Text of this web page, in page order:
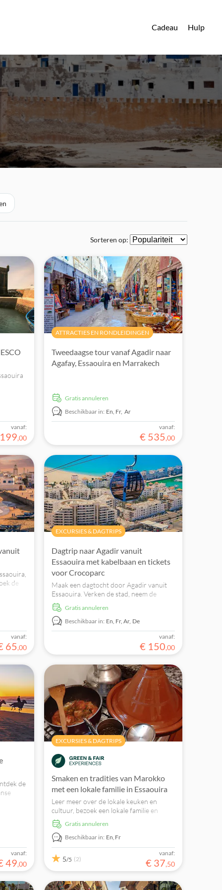
Cadeau Hulp
Sorteren op:
door
vanaf:
199,00
ATTRACTIES EN RONDLEIDINGEN
Tweedaagse tour vanaf Agadir naar
Agafay, Essaouira en Marrakech
Gratis annuleren
Beschikbaar in: En, Fr, Ar
vanaf:
€ 535,00
de
vanaf:
65,00
EXCURSIES & DAGTRIPS
Dagtrip naar Agadir vanuit
Essaouira met kabelbaan en tickets
voor Crocoparc
Maak een dagtocht door Agadir vanuit
Essaouira. Verken de stad, neem de
kabelbaan naar de oude kasba en bezoek
een lokaal wildpark. Boek nu!
Gratis annuleren
Beschikbaar in: En, Fr, Ar, De
vanaf:
€ 150,00
de
vanaf:
49,00
EXCURSIES & DAGTRIPS
Smaken en tradities van Marokko
met een lokale familie in Essaouira
Leer meer over de lokale keuken en
cultuur, bezoek een lokale familie en
geniet samen van een maaltijd. Help de
familie ook een handje bij het bereiden
van uw maaltijd.
Gratis annuleren
Beschikbaar in: En, Fr
5/5 (2)
vanaf:
€ 37,50